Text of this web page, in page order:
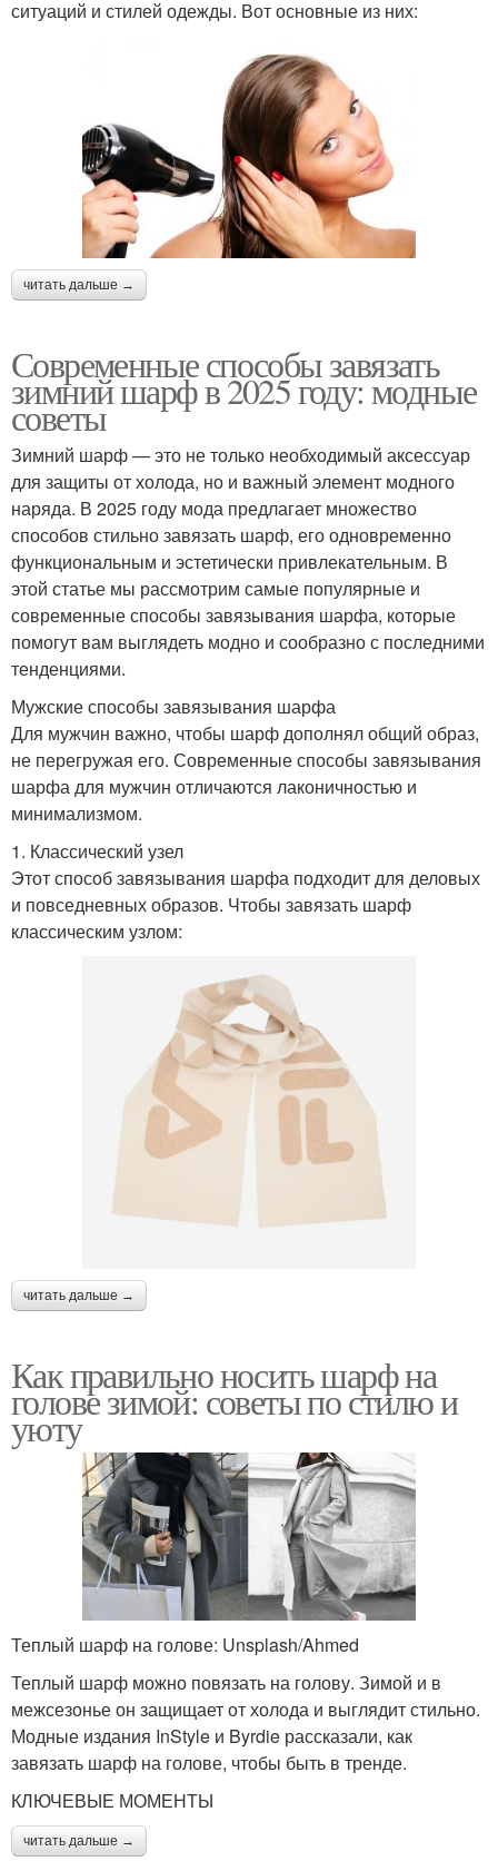
ситуаций и стилей одежды. Вот основные из них:
читать дальше →
Современные способы завязать
зимний шарф в 2025 году: модные
советы
Зимний шарф — это не только необходимый аксессуар
для защиты от холода, но и важный элемент модного
наряда. В 2025 году мода предлагает множество
способов стильно завязать шарф, его одновременно
функциональным и эстетически привлекательным. В
этой статье мы рассмотрим самые популярные и
современные способы завязывания шарфа, которые
помогут вам выглядеть модно и сообразно с последними
тенденциями.
Мужские способы завязывания шарфа
Для мужчин важно, чтобы шарф дополнял общий образ,
не перегружая его. Современные способы завязывания
шарфа для мужчин отличаются лаконичностью и
минимализмом.
1. Классический узел
Этот способ завязывания шарфа подходит для деловых
и повседневных образов. Чтобы завязать шарф
классическим узлом:
читать дальше →
Как правильно носить шарф на
голове зимой: советы по стилю и
уюту
Теплый шарф на голове: Unsplash/Ahmed
Теплый шарф можно повязать на голову. Зимой и в
межсезонье он защищает от холода и выглядит стильно.
Модные издания InStyle и Byrdie рассказали, как
завязать шарф на голове, чтобы быть в тренде.
КЛЮЧЕВЫЕ МОМЕНТЫ
читать дальше →